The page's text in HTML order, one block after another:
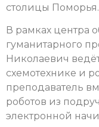
столицы Поморья.
В рамках центра
гуманитарного
Николаевич
схемотехнике и
преподаватель
роботов из
электронной